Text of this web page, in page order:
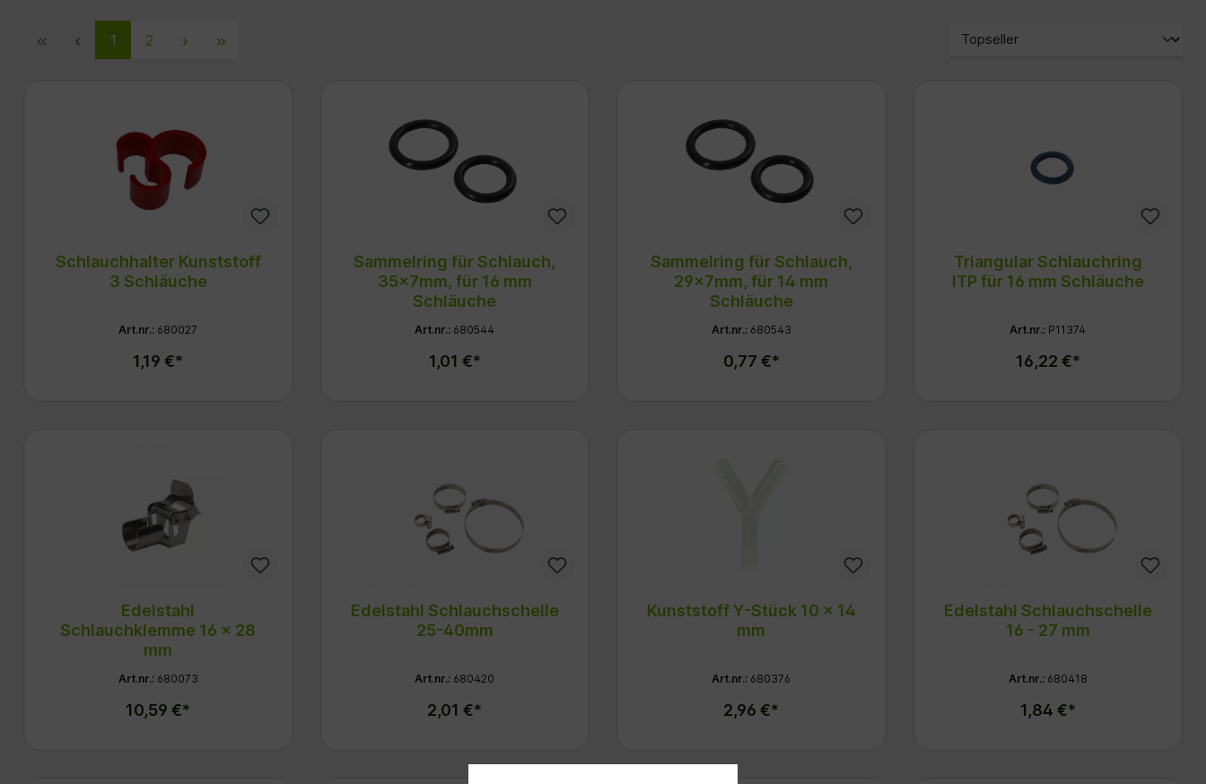
1 2
Schlauchhalter Kunststoff
3 Schläuche
Art.nr.: 680027
1,19 €*
Sammelring für Schlauch,
35x7mm, für 16 mm
Schläuche
Art.nr.: 680544
1,01 €*
Sammelring für Schlauch,
29x7mm, für 14 mm
Schläuche
Art.nr.: 680543
0,77 €*
Triangular Schlauchring
ITP für 16 mm Schläuche
Art.nr.: P11374
16,22 €*
Edelstahl
Schlauchklemme 16 x 28
mm
Art.nr.: 680073
10,59 €*
Edelstahl Schlauchschelle
25-40mm
Art.nr.: 680420
2,01 €*
Kunststoff Y-Stück 10 x 14
mm
Art.nr.: 680376
2,96 €*
Edelstahl Schlauchschelle
16 - 27 mm
Art.nr.: 680418
1,84 €*